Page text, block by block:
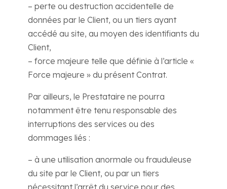
– perte ou destruction accidentelle de
données par le Client, ou un tiers ayant
accédé au site, au moyen des identifiants du
Client,
– force majeure telle que définie à l’article «
Force majeure » du présent Contrat.
Par ailleurs, le Prestataire ne pourra
notamment être tenu responsable des
interruptions des services ou des
dommages liés :
– à une utilisation anormale ou frauduleuse
du site par le Client, ou par un tiers
nécessitant l’arrêt du service pour des